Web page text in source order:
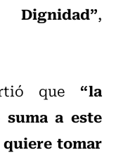
,
que “la
a este
tomar